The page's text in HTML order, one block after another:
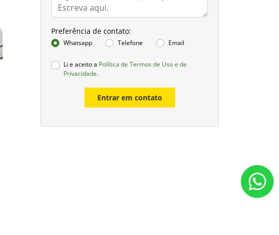
Preferência de contato:
Whatsapp Telefone Email
Li e aceito a Política de Termos de Uso e de
Privacidade.
Entrar em contato